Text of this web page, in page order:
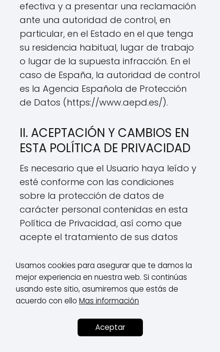
efectiva y a presentar una reclamación
ante una autoridad de control, en
particular, en el Estado en el que tenga
su residencia habitual, lugar de trabajo
o lugar de la supuesta infracción. En el
caso de España, la autoridad de control
es la Agencia Española de Protección
de Datos (https://www.aepd.es/).
II. ACEPTACIÓN Y CAMBIOS EN
ESTA POLÍTICA DE PRIVACIDAD
Es necesario que el Usuario haya leído y
esté conforme con las condiciones
sobre la protección de datos de
carácter personal contenidas en esta
Política de Privacidad, así como que
acepte el tratamiento de sus datos
tratamiento pueda proceder al mismo
en la forma, durante los plazos y para
las finalidades indicadas. El uso del Sitio
Web implicará la aceptación de la
Política de Privacidad del mismo.
Usamos cookies para asegurar que te damos la
mejor experiencia en nuestra web. Si continúas
usando este sitio, asumiremos que estás de
acuerdo con ello Mas información
Aceptar